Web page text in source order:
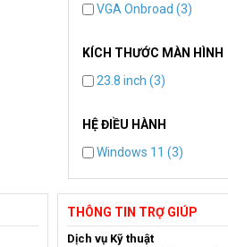
VGA Onbroad (3)
KÍCH THƯỚC MÀN HÌNH
23.8 inch (3)
HỆ ĐIỀU HÀNH
Windows 11 (3)
THÔNG TIN TRỢ GIÚP
Dịch vụ Kỹ thuật